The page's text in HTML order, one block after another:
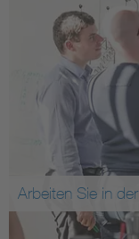
Arbeiten Sie in